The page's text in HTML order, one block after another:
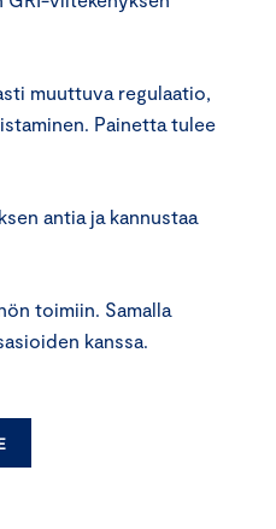
muuttuva regulaatio,
Painetta tulee
antia ja kannustaa
toimiin. Samalla
kanssa.